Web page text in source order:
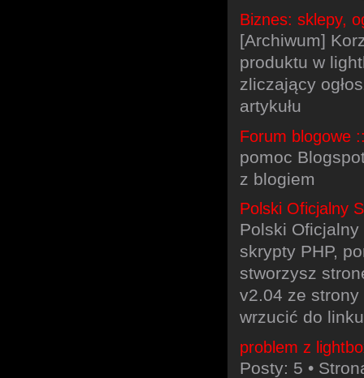
Biznes: sklepy,
[Archiwum]
produktu w
zliczający
artykułu
Forum blogowe
pomoc
z blogiem
Polski Oficjalny
Polski
skrypty PHP,
stworzysz
v2.04 ze strony
wrzucić do
problem z
Posty: 5 •